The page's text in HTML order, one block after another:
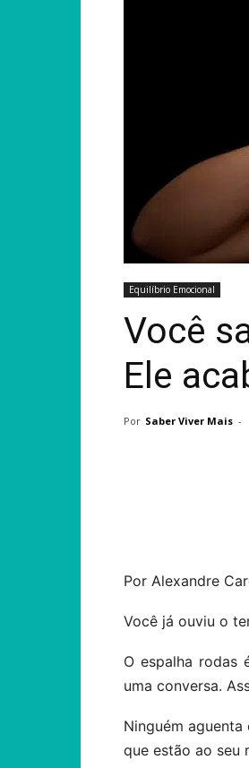
Equilíbrio Emocional
Você
Ele
Por Saber Viver Mais -
Por Alexandre
Você já ouviu o
O espalha rodas
uma conversa.
Ninguém
que estão ao seu